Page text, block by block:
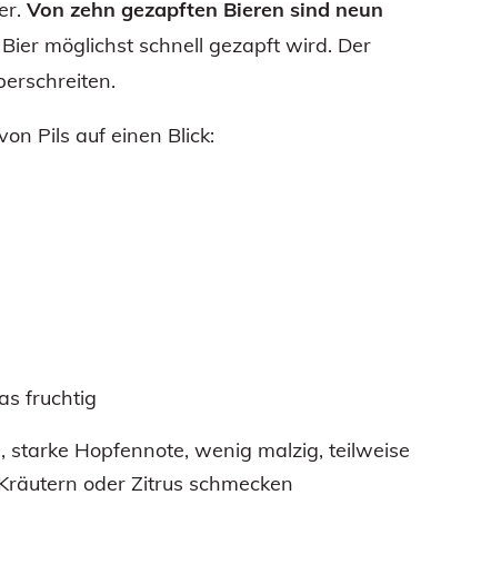
Von zehn gezapften Bieren sind neun
möglichst schnell gezapft wird. Der
Pils auf einen Blick:
fruchtig
starke Hopfennote, wenig malzig, teilweise
oder Zitrus schmecken